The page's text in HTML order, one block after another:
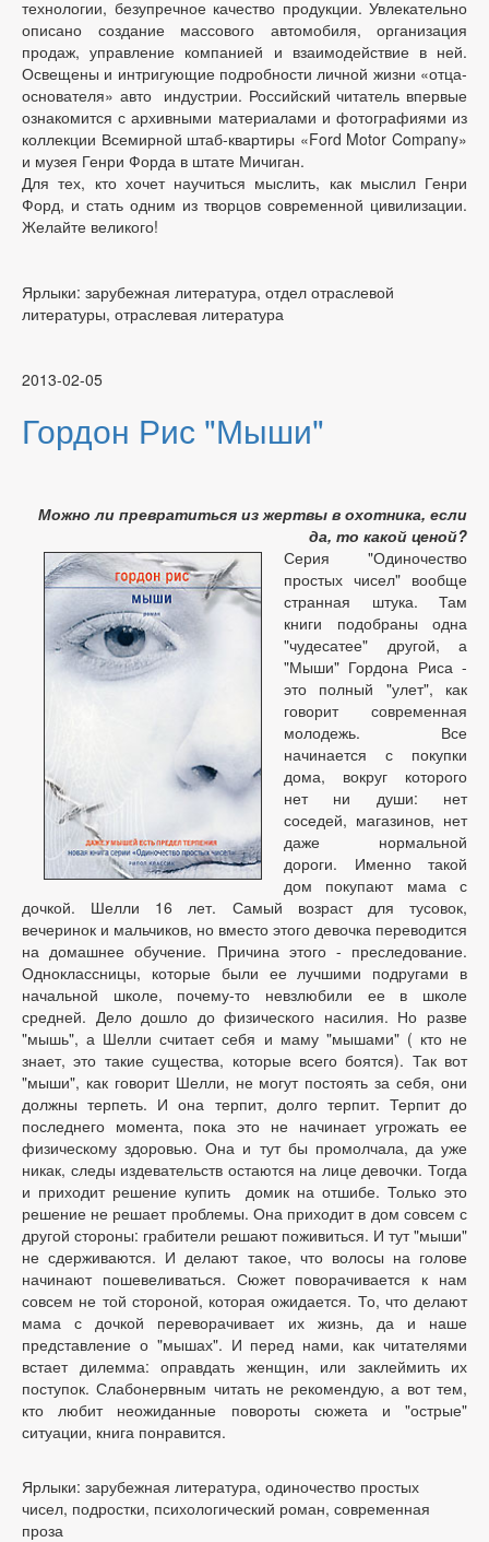
технологии, безупречное качество продукции. Увлекательно
описано создание массового автомобиля, организация
продаж, управление компанией и взаимодействие в ней.
Освещены и интригующие подробности личной жизни «отца-
основателя» авто индустрии. Российский читатель впервые
ознакомится с архивными материалами и фотографиями из
коллекции Всемирной штаб-квартиры «Ford Motor Company»
и музея Генри Форда в штате Мичиган.
Для тех, кто хочет научиться мыслить, как мыслил Генри
Форд, и стать одним из творцов современной цивилизации.
Желайте великого!
Ярлыки: зарубежная литература, отдел отраслевой
литературы, отраслевая литература
2013-02-05
Гордон Рис "Мыши"
Можно ли превратиться из жертвы в охотника, если
да, то какой ценой?
Серия "Одиночество
простых чисел" вообще
странная штука. Там
книги подобраны одна
"чудесатее" другой, а
"Мыши" Гордона Риса -
это полный "улет", как
говорит современная
молодежь. Все
начинается с покупки
дома, вокруг которого
нет ни души: нет
соседей, магазинов, нет
даже нормальной
дороги. Именно такой
дом покупают мама с
дочкой. Шелли 16 лет. Самый возраст для тусовок,
вечеринок и мальчиков, но вместо этого девочка переводится
на домашнее обучение. Причина этого - преследование.
Одноклассницы, которые были ее лучшими подругами в
начальной школе, почему-то невзлюбили ее в школе
средней. Дело дошло до физического насилия. Но разве
"мышь", а Шелли считает себя и маму "мышами" ( кто не
знает, это такие существа, которые всего боятся). Так вот
"мыши", как говорит Шелли, не могут постоять за себя, они
должны терпеть. И она терпит, долго терпит. Терпит до
последнего момента, пока это не начинает угрожать ее
физическому здоровью. Она и тут бы промолчала, да уже
никак, следы издевательств остаются на лице девочки. Тогда
и приходит решение купить домик на отшибе. Только это
решение не решает проблемы. Она приходит в дом совсем с
другой стороны: грабители решают поживиться. И тут "мыши"
не сдерживаются. И делают такое, что волосы на голове
начинают пошевеливаться. Сюжет поворачивается к нам
совсем не той стороной, которая ожидается. То, что делают
мама с дочкой переворачивает их жизнь, да и наше
представление о "мышах". И перед нами, как читателями
встает дилемма: оправдать женщин, или заклеймить их
поступок. Слабонервным читать не рекомендую, а вот тем,
кто любит неожиданные повороты сюжета и "острые"
ситуации, книга понравится.
Ярлыки: зарубежная литература, одиночество простых
чисел, подростки, психологический роман, современная
проза